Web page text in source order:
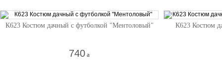
К623 Костюм дачный с футболкой "Ментоловый"
740 a
К623 Костюм